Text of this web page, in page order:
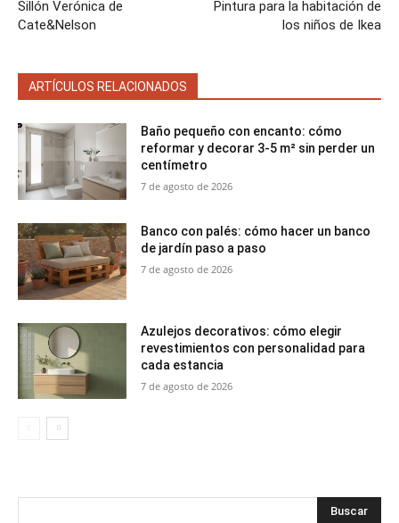
Sillón Verónica de
Cate&Nelson
Pintura para la habitación de
los niños de Ikea
ARTÍCULOS RELACIONADOS
Baño pequeño con encanto: cómo
reformar y decorar 3-5 m² sin perder un
centímetro
7 de agosto de 2026
Banco con palés: cómo hacer un banco
de jardín paso a paso
7 de agosto de 2026
Azulejos decorativos: cómo elegir
revestimientos con personalidad para
cada estancia
7 de agosto de 2026
Buscar